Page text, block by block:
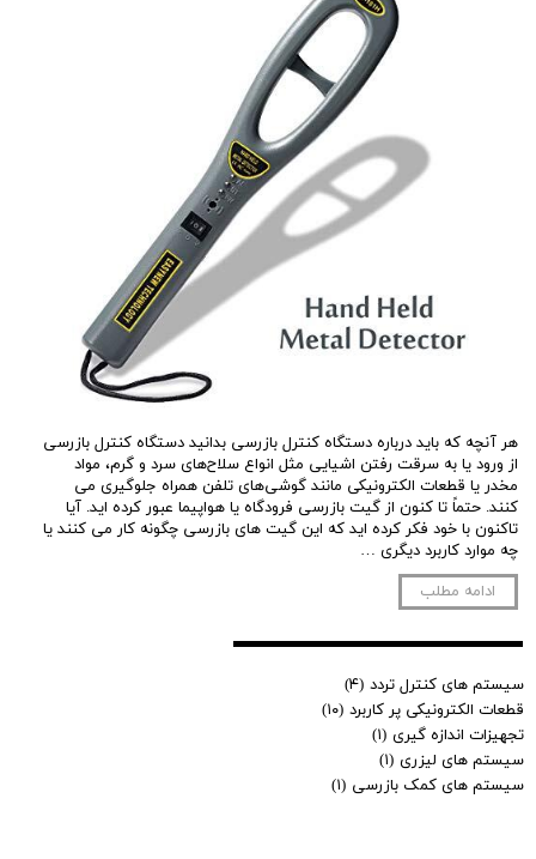
هر آنچه که باید درباره دستگاه کنترل بازرسی بدانید دستگاه کنترل بازرسی
از ورود یا به سرقت رفتن اشیایی مثل انواع سلاح‌های سرد و گرم، مواد
مخدر یا قطعات الکترونیکی مانند گوشی‌های تلفن همراه جلوگیری می
کنند. حتماً تا کنون از گیت بازرسی فرودگاه یا هواپیما عبور کرده اید. آیا
تاکنون با خود فکر کرده اید که این گیت های بازرسی چگونه کار می کنند یا
چه موارد کاربرد دیگری …
ادامه مطلب
سیستم های کنترل تردد (۴)
قطعات الکترونیکی پر کاربرد (۱۰)
تجهیزات اندازه گیری (۱)
سیستم های لیزری (۱)
سیستم های کمک بازرسی (۱)